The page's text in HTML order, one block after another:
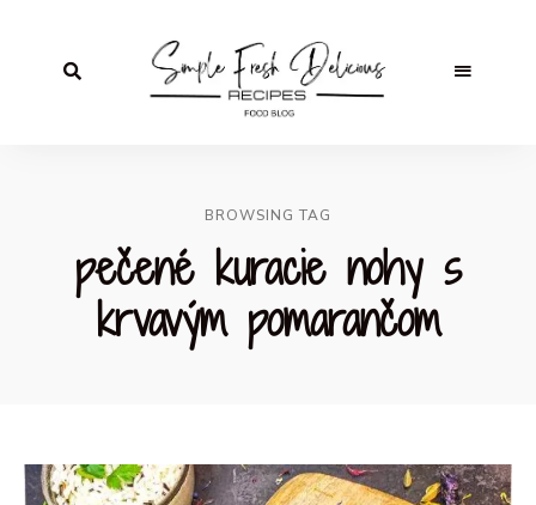
BROWSING TAG
pečené kuracie nohy s
krvavým pomarančom